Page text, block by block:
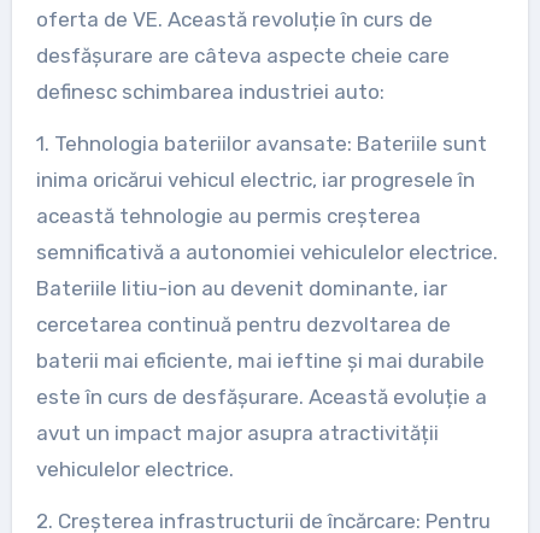
oferta de VE. Această revoluție în curs de
desfășurare are câteva aspecte cheie care
definesc schimbarea industriei auto:
1. Tehnologia bateriilor avansate: Bateriile sunt
inima oricărui vehicul electric, iar progresele în
această tehnologie au permis creșterea
semnificativă a autonomiei vehiculelor electrice.
Bateriile litiu-ion au devenit dominante, iar
cercetarea continuă pentru dezvoltarea de
baterii mai eficiente, mai ieftine și mai durabile
este în curs de desfășurare. Această evoluție a
avut un impact major asupra atractivității
vehiculelor electrice.
2. Creșterea infrastructurii de încărcare: Pentru